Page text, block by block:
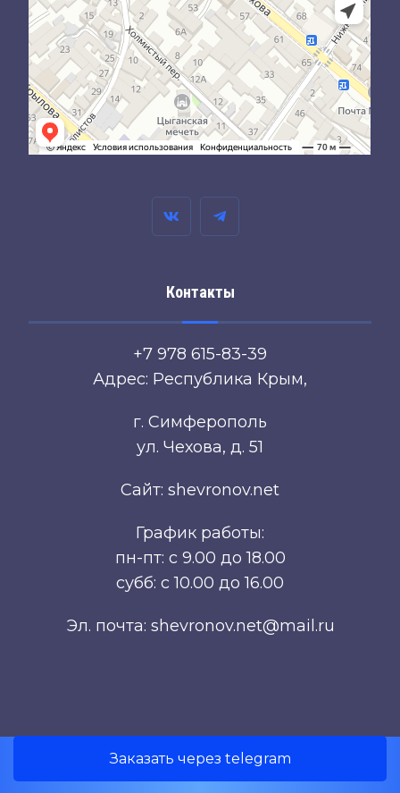
Контакты
+7 978 615-83-39
Адрес: Республика Крым,
г. Симферополь
ул. Чехова, д. 51
Сайт: shevronov.net
График работы:
пн-пт: с 9.00 до 18.00
субб: с 10.00 до 16.00
Эл. почта: shevronov.net@mail.ru
Разработка сайта Симферополь.
Заказать через telegram